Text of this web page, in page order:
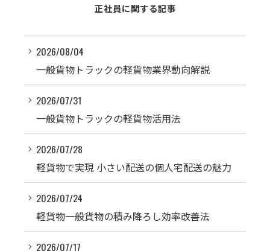
正社員に関する記事
2026/08/04
一般貨物トラックの軽貨物業界動向解説
2026/07/31
一般貨物トラックの軽貨物活用法
2026/07/28
軽貨物で実現 小さい配送の個人宅配送の魅力
2026/07/24
軽貨物一般貨物の積み降ろし効率改善法
2026/07/17